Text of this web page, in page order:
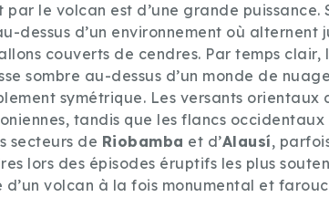
le volcan est d’une grande puissance.
dessus d’un environnement où alternent
couverts de cendres. Par temps clair,
sombre au-dessus d’un monde de
symétrique. Les versants orientaux
tandis que les flancs
secteurs de Riobamba et d’Alausí,
lors des épisodes éruptifs les plus
d’un volcan à la fois monumental et